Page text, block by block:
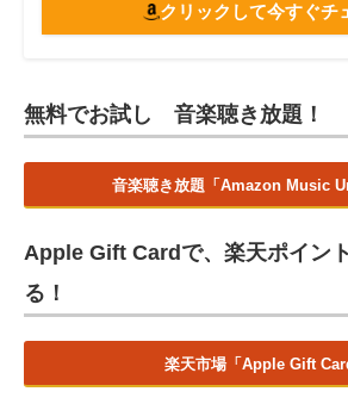
クリックして今すぐチ
無料でお試し 音楽聴き放題！
音楽聴き放題「Amazon Music
Apple Gift Cardで、楽天ポイン
る！
楽天市場「Apple Gift